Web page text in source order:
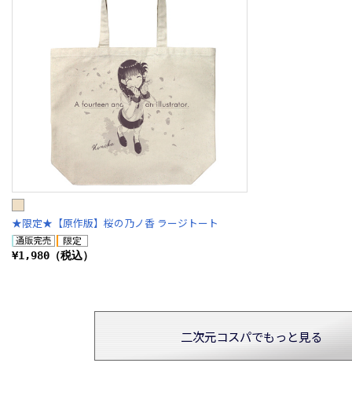
★限定★【原作版】桜の乃ノ香 ラージトート
¥1,980（税込）
二次元コスパでもっと見る